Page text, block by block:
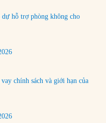
hỗ trợ phòng không cho
chính sách và giới hạn của